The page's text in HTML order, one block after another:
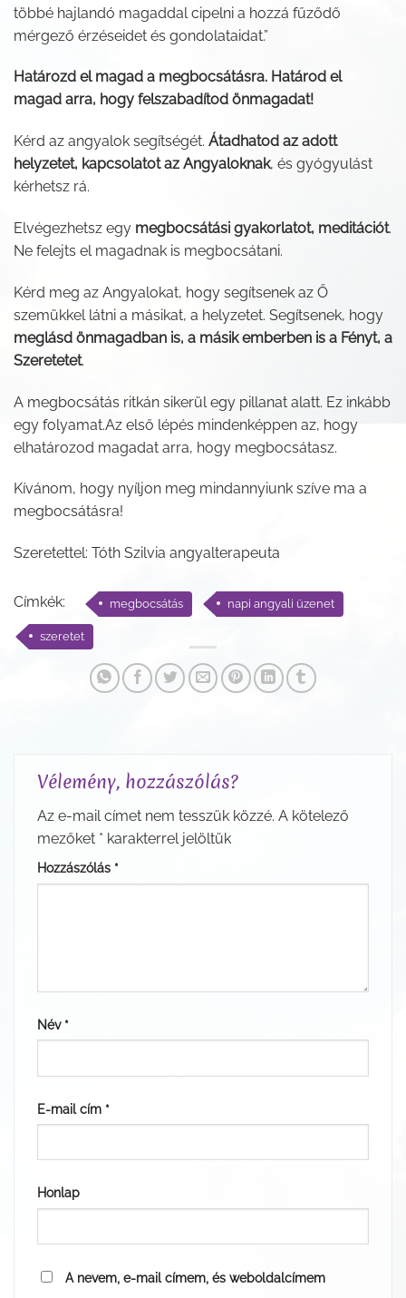
többé hajlandó magaddal cipelni a hozzá fűződő
mérgező érzéseidet és gondolataidat.”
Határozd el magad a megbocsátásra. Határod el
magad arra, hogy felszabadítod önmagadat!
Kérd az angyalok segítségét. Átadhatod az adott
helyzetet, kapcsolatot az Angyaloknak, és gyógyulást
kérhetsz rá.
Elvégezhetsz egy megbocsátási gyakorlatot, meditációt.
Ne felejts el magadnak is megbocsátani.
Kérd meg az Angyalokat, hogy segítsenek az Ő
szemükkel látni a másikat, a helyzetet. Segítsenek, hogy
meglásd önmagadban is, a másik emberben is a Fényt, a
Szeretetet.
A megbocsátás ritkán sikerül egy pillanat alatt. Ez inkább
egy folyamat.Az első lépés mindenképpen az, hogy
elhatározod magadat arra, hogy megbocsátasz.
Kívánom, hogy nyíljon meg mindannyiunk szíve ma a
megbocsátásra!
Szeretettel: Tóth Szilvia angyalterapeuta
Címkék: megbocsátás napi angyali üzenet
szeretet
Vélemény, hozzászólás?
Az e-mail címet nem tesszük közzé. A kötelező
mezőket * karakterrel jelöltük
Hozzászólás *
Név *
E-mail cím *
Honlap
A nevem, e-mail címem, és weboldalcímem